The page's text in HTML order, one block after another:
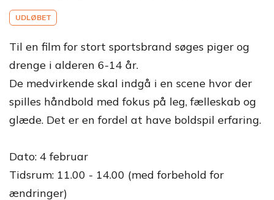
UDLØBET
Til en film for stort sportsbrand søges piger og
drenge i alderen 6-14 år.
De medvirkende skal indgå i en scene hvor der
spilles håndbold med fokus på leg, fælleskab og
glæde. Det er en fordel at have boldspil erfaring.
Dato: 4 februar
Tidsrum: 11.00 - 14.00 (med forbehold for
ændringer)